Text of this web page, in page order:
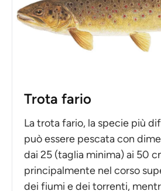
Trota fario
La trota fario, la specie più
può essere pescata con
dai 25 (taglia minima) ai 50
principalmente nel corso
dei fiumi e dei torrenti,